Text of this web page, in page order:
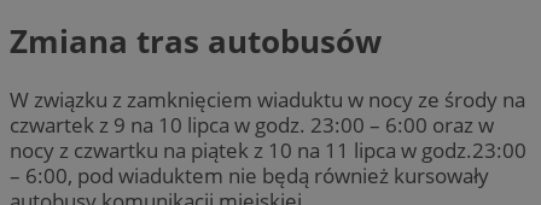
Zmiana tras autobusów
W związku z zamknięciem wiaduktu w nocy ze środy na
czwartek z 9 na 10 lipca w godz. 23:00 – 6:00 oraz w
nocy z czwartku na piątek z 10 na 11 lipca w godz.23:00
– 6:00, pod wiaduktem nie będą również kursowały